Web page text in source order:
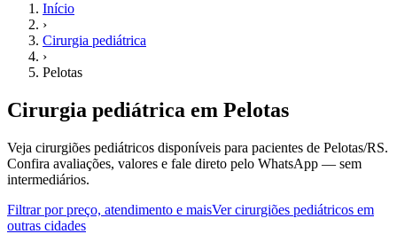
Início
›
Cirurgia pediátrica
›
Pelotas
Cirurgia pediátrica em Pelotas
Veja cirurgiões pediátricos disponíveis para pacientes de Pelotas/RS.
Confira avaliações, valores e fale direto pelo WhatsApp — sem
intermediários.
Filtrar por preço, atendimento e maisVercirurgiões pediátricos em
outras cidades